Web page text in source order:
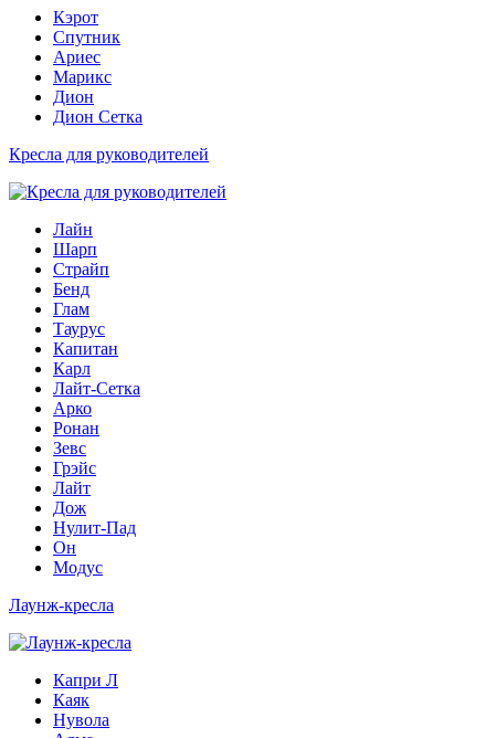
Кэрот
Спутник
Ариес
Марикс
Дион
Дион Сетка
Кресла для руководителей
Лайн
Шарп
Страйп
Бенд
Глам
Таурус
Капитан
Карл
Лайт-Сетка
Арко
Ронан
Зевс
Грэйс
Лайт
Дож
Нулит-Пад
Он
Модус
Лаунж-кресла
Капри Л
Каяк
Нувола